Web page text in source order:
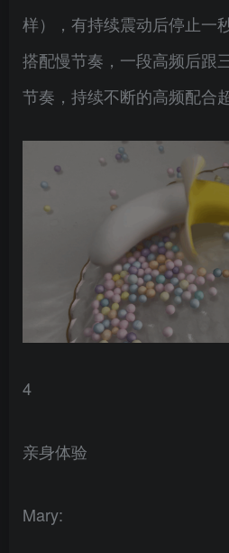
样），有持续震动后停止一
搭配慢节奏，一段高频后跟
节奏，持续不断的高频配合
4
亲身体验
Mary: